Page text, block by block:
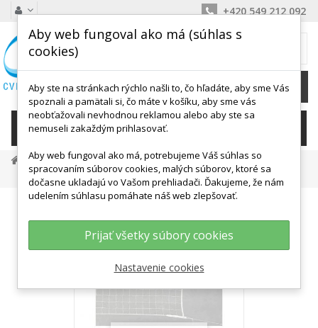
+420 549 212 092
KATEGÓRIE
Vybavenie Pre Športy Loptové Športy
Volejbal
Sieť Volejbal So Šnúrou Biela BASIC
Aby web fungoval ako má (súhlas s
cookies)
Aby ste na stránkach rýchlo našli to, čo hľadáte, aby sme Vás
spoznali a pamätali si, čo máte v košíku, aby sme vás
neobťažovali nevhodnou reklamou alebo aby ste sa
nemuseli zakaždým prihlasovať.
Aby web fungoval ako má, potrebujeme Váš súhlas so
spracovaním súborov cookies, malých súborov, ktoré sa
dočasne ukladajú vo Vašom prehliadači. Ďakujeme, že nám
udelením súhlasu pomáhate náš web zlepšovať.
Prijať všetky súbory cookies
Nastavenie cookies